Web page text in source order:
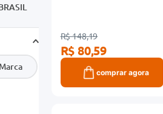
LTDA.
DO
R$ 148,19
R$ 80,59
comprar agora